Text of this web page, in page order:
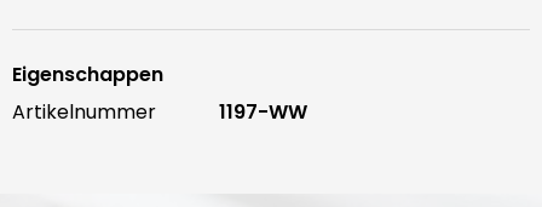
Eigenschappen
Artikelnummer
1197-WW